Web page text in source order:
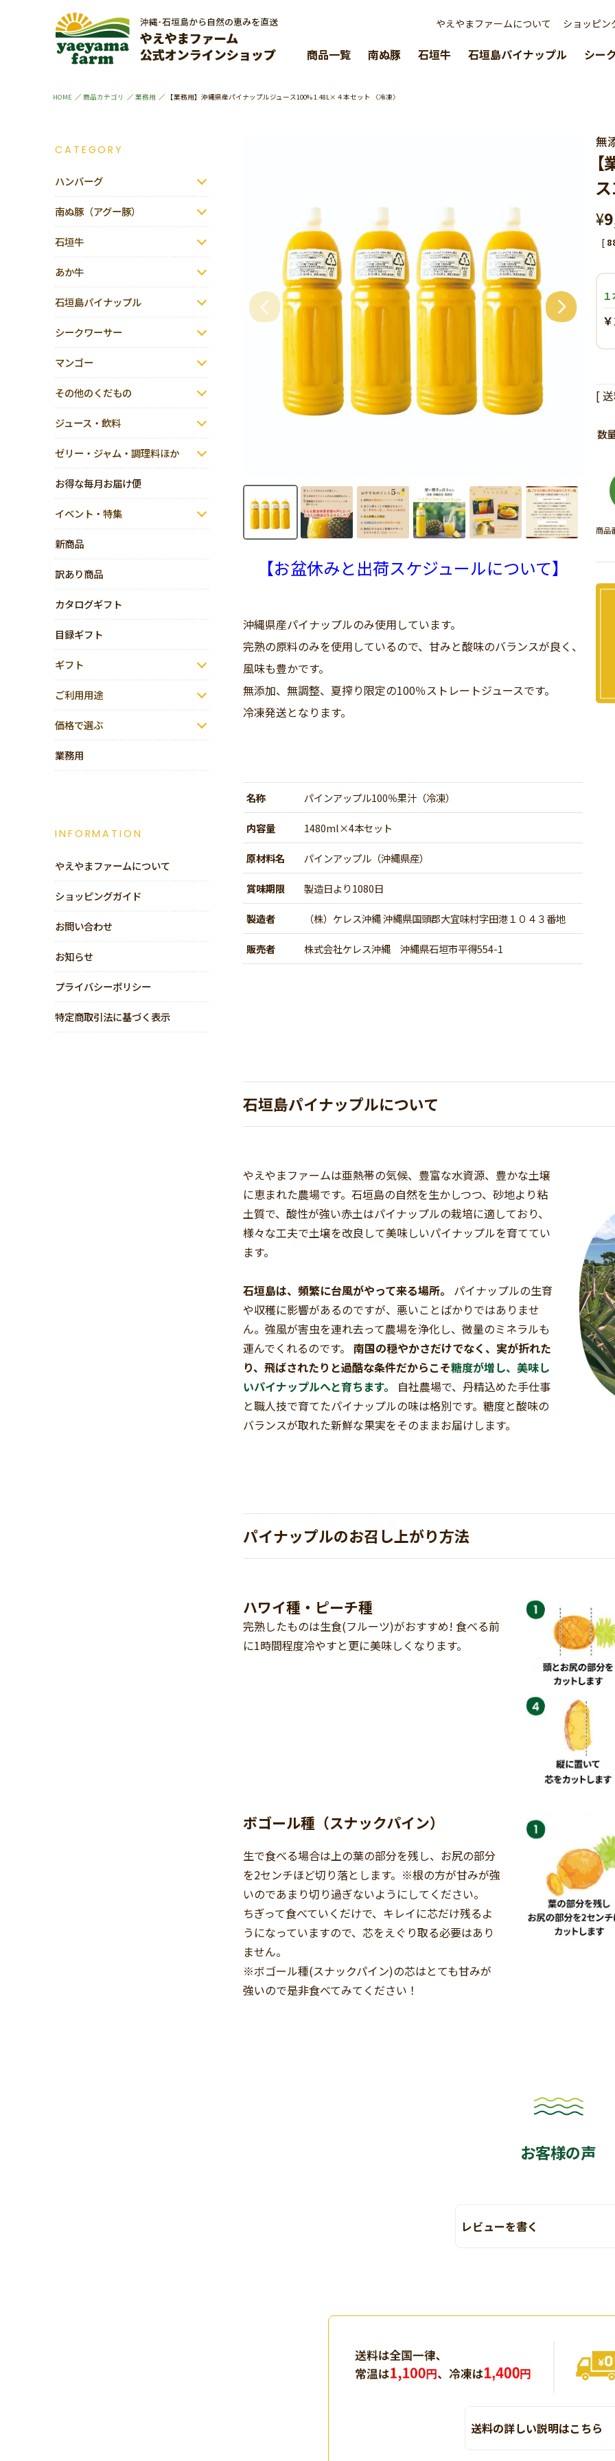
やえやまファームについて ショッピン
商品一覧 南ぬ豚 石垣牛 石垣島パイナップル シー
HOME 商品カテゴリ 業務用 【業務用】沖縄県産パイナップルジュース100% 1.48L×４本セット 〈冷凍〉
CATEGORY
ハンバーグ
南ぬ豚（アグー豚）
石垣牛
あか牛
石垣島パイナップル
シークワーサー
マンゴー
その他のくだもの
ジュース・飲料
ゼリー・ジャム・調理料ほか
お得な毎月お届け便
イベント・特集
新商品
訳あり商品
カタログギフト
目録ギフト
ギフト
ご利用用途
価格で選ぶ
業務用
INFORMATION
やえやまファームについて
ショッピングガイド
お問い合わせ
お知らせ
プライバシーポリシー
特定商取引法に基づく表示
【お盆休みと出荷スケジュールについて】
沖縄県産パイナップルのみ使用しています。
完熟の原料のみを使用しているので、甘みと酸味のバランスが良く、
風味も豊かです。
無添加、無調整、夏搾り限定の100％ストレートジュースです。
冷凍発送となります。
名称 パインアップル100％果汁（冷凍）
内容量 1480ml×4本セット
原材料名 パインアップル（沖縄県産）
賞味期限 製造日より1080日
製造者 （株）ケレス沖縄 沖縄県国頭郡大宜味村字田港１０４３番地
販売者 株式会社ケレス沖縄 沖縄県石垣市平得554-1
無
¥
[
商品
石垣島パイナップルについて
やえやまファームは亜熱帯の気候、豊富な水資源、豊かな土壌
に恵まれた農場です。石垣島の自然を生かしつつ、砂地より粘
土質で、酸性が強い赤土はパイナップルの栽培に適しており、
様々な工夫で土壌を改良して美味しいパイナップルを育ててい
ます。
石垣島は、頻繁に台風がやって来る場所。 パイナップルの生育
や収穫に影響があるのですが、悪いことばかりではありませ
ん。強風が害虫を連れ去って農場を浄化し、微量のミネラルも
運んでくれるのです。 南国の穏やかさだけでなく、実が折れた
り、飛ばされたりと過酷な条件だからこそ糖度が増し、美味し
いパイナップルへと育ちます。
自社農場で、丹精込めた手仕事
と職人技で育てたパイナップルの味は格別です。糖度と酸味の
バランスが取れた新鮮な果実をそのままお届けします。
パイナップルのお召し上がり方法
ハワイ種・ピーチ種
完熟したものは生食(フルーツ)がおすすめ! 食べる前
に1時間程度冷やすと更に美味しくなります。
ボゴール種（スナックパイン）
生で食べる場合は上の葉の部分を残し、お尻の部分
を2センチほど切り落とします。※根の方が甘みが強
いのであまり切り過ぎないようにしてください。
ちぎって食べていくだけで、キレイに芯だけ残るよ
うになっていますので、芯をえぐり取る必要はあり
ません。
※ボゴール種(スナックパイン)の芯はとても甘みが
強いので是非食べてみてください！
お客様の声
レビューを書く
送料の詳しい説明はこちら